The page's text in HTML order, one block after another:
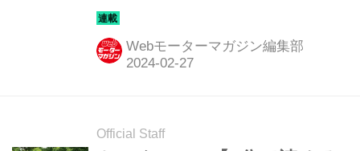
Webモーターマガジン編集部
Official Staff